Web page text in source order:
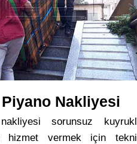
Nakliyesi
sorunsuz
hizmet vermek için